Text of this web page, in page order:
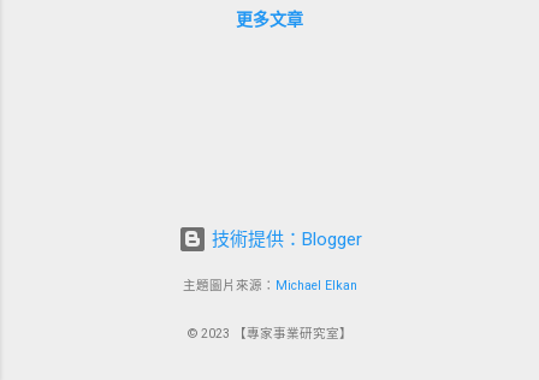
更多文章
技術提供：Blogger
主題圖片來源： Michael Elkan
© 2023 【專家事業研究室】